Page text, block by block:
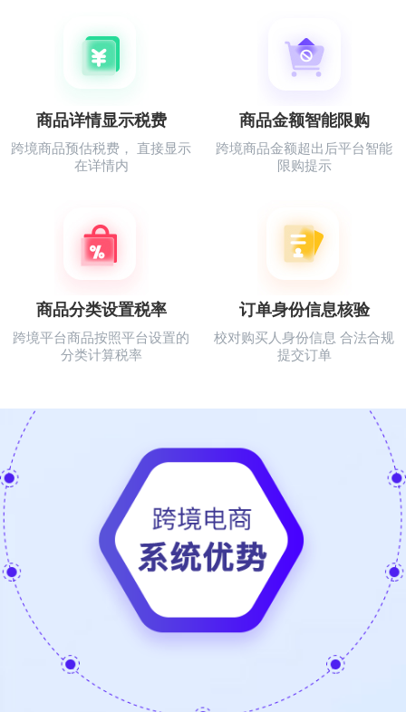
商品详情显示税费
跨境商品预估税费， 直接显示
在详情内
商品金额智能限购
跨境商品金额超出后平台智能
限购提示
商品分类设置税率
跨境平台商品按照平台设置的
分类计算税率
订单身份信息核验
校对购买人身份信息 合法合规
提交订单